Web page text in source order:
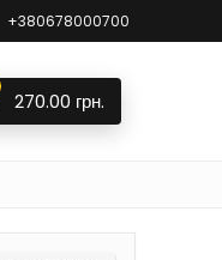
+380678000700
270.00 грн.